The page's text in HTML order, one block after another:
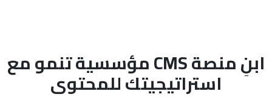
ابنِ منصة CMS مؤسسية تنمو مع
استراتيجيتك للمحتوى